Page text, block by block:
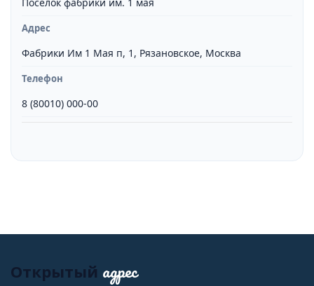
Адрес
Фабрики Им 1 Мая п, 1, Рязановское, Москва
Телефон
8 (80010) 000-00
Открытый адрес